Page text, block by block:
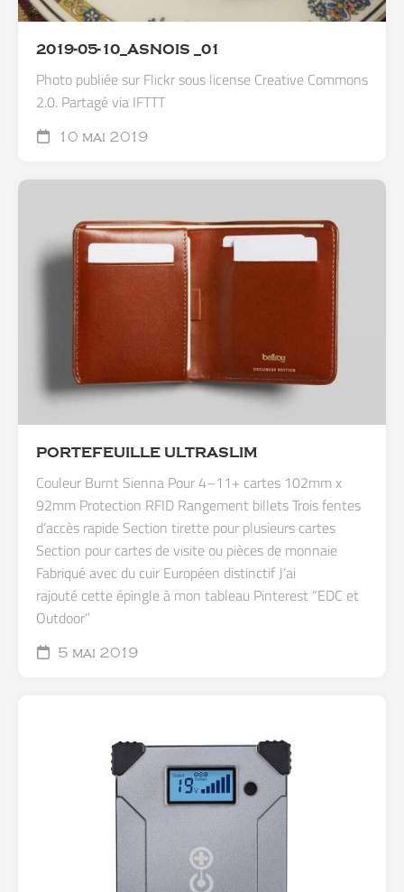
2019-05-10_ASNOIS _01
Photo publiée sur Flickr sous license Creative Commons
2.0. Partagé via IFTTT
10 mai 2019
PORTEFEUILLE ULTRASLIM
Couleur Burnt Sienna Pour 4–11+ cartes 102mm x
92mm Protection RFID Rangement billets Trois fentes
d’accès rapide Section tirette pour plusieurs cartes
Section pour cartes de visite ou pièces de monnaie
Fabriqué avec du cuir Européen distinctif J’ai
rajouté cette épingle à mon tableau Pinterest “EDC et
Outdoor”
5 mai 2019